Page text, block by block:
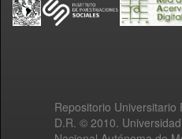
Repositorio Universitario
D.R. © 2010. Universidad